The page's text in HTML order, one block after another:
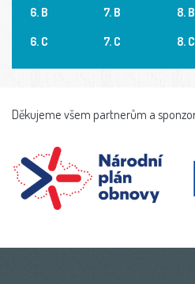
6. B
6. C
7. B
7. C
8. B
8. C
Děkujeme všem partnerům a